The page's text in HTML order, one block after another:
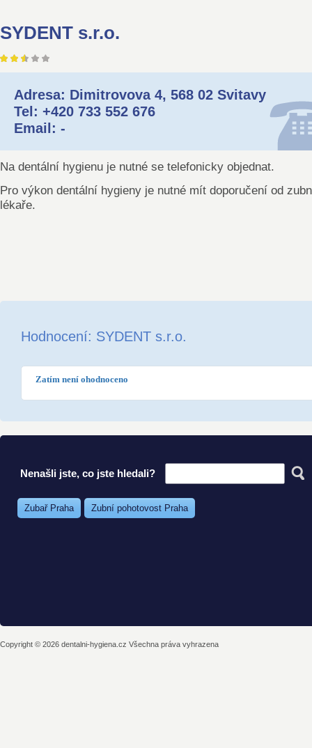
SYDENT s.r.o.
Adresa: Dimitrovova 4, 568 02 Svitavy
Tel: +420 733 552 676
Email: -
Na dentální hygienu je nutné se telefonicky objednat.
Pro výkon dentální hygieny je nutné mít doporučení od
lékaře.
Hodnocení: SYDENT s.r.o.
Zatím není ohodnoceno
Nenašli jste, co jste hledali?
Zubař Praha Zubní pohotovost Praha
Copyright © 2026 dentalni-hygiena.cz Všechna práva vyhrazena